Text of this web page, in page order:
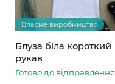
Власне виробництво
Блуза біла короткий
рукав
Готово до відправлення